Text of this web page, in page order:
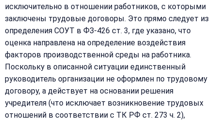
исключительно в отношении работников, с которыми
заключены трудовые договоры. Это прямо следует из
определения СОУТ в ФЗ-426 ст. 3, где указано, что
оценка направлена на определение воздействия
факторов производственной среды на работника.
Поскольку в описанной ситуации единственный
руководитель организации не оформлен по трудовому
договору, а действует на основании решения
учредителя (что исключает возникновение трудовых
отношений в соответствии с ТК РФ ст. 273 ч. 2),